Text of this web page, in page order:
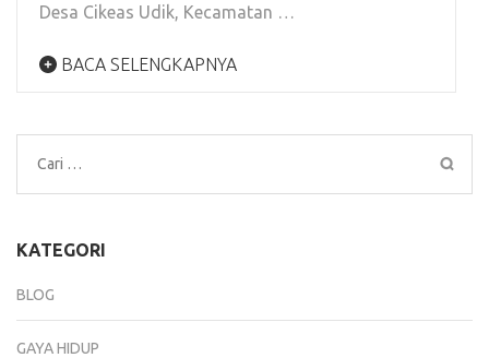
Desa Cikeas Udik, Kecamatan …
BACA SELENGKAPNYA
Cari
KATEGORI
BLOG
GAYA HIDUP